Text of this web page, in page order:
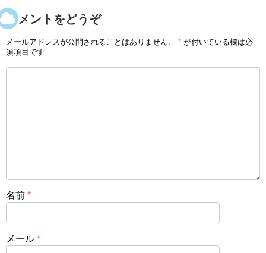
コメントをどうぞ
メールアドレスが公開されることはありません。 * が付いている欄は必
須項目です
名前 *
メール *